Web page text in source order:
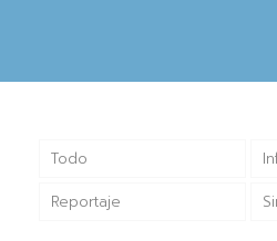
Todo
Reportaje